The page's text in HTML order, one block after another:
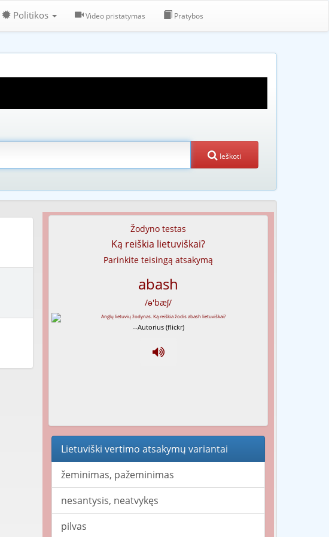
Politikos Video pristatymas Pratybos
Ieškoti
Žodyno testas
Ką reiškia lietuviškai?
Parinkite teisingą atsakymą
abash
/ə'bæʃ/
--Autorius (flickr)
Lietuviški vertimo atsakymų variantai
žeminimas, pažeminimas
nesantysis, neatvykęs
pilvas